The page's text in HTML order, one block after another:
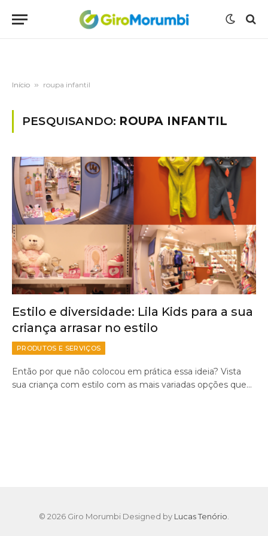
Início » roupa infantil
PESQUISANDO: ROUPA INFANTIL
Estilo e diversidade: Lila Kids para a sua
criança arrasar no estilo
PRODUTOS E SERVIÇOS
Então por que não colocou em prática essa ideia? Vista
sua criança com estilo com as mais variadas opções que…
© 2026 Giro Morumbi Designed by Lucas Tenório